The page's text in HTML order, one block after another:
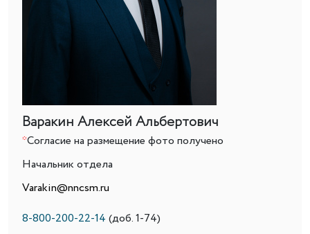
Варакин Алексей Альбертович
*Согласие на размещение фото получено
Начальник отдела
Varakin@nncsm.ru
8-800-200-22-14 (доб. 1-74)